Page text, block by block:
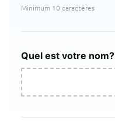
Minimum 10 caractères
Quel est votre nom?